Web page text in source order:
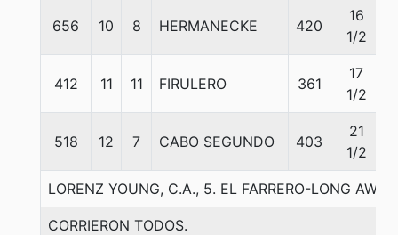
656 10 8 HERMANECKE 420
16
1/2
412 11 11 FIRULERO 361
17
1/2
518 12 7 CABO SEGUNDO 403
21
1/2
LORENZ YOUNG, C.A., 5. EL FARRERO-LONG
CORRIERON TODOS.